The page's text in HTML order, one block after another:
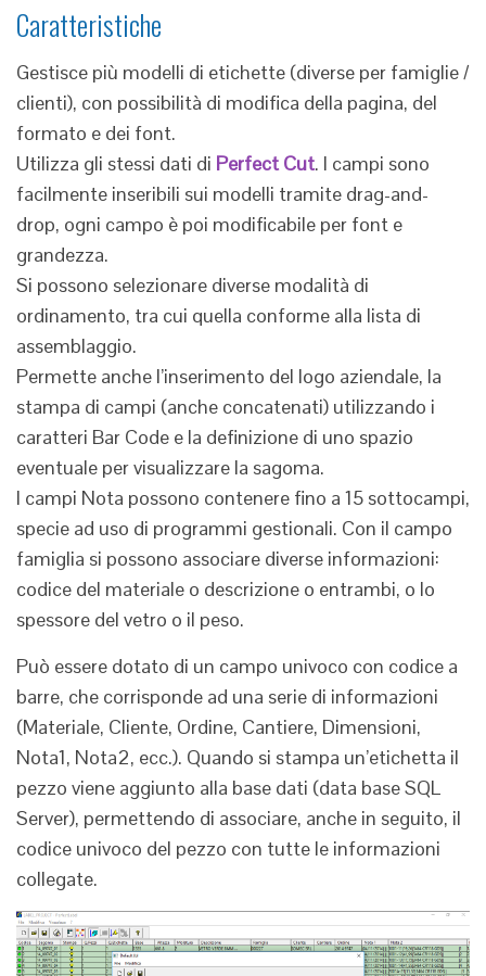
Caratteristiche
Gestisce più modelli di etichette (diverse per famiglie /
clienti), con possibilità di modifica della pagina, del
formato e dei font.
Utilizza gli stessi dati di Perfect Cut. I campi sono
facilmente inseribili sui modelli tramite drag-and-
drop, ogni campo è poi modificabile per font e
grandezza.
Si possono selezionare diverse modalità di
ordinamento, tra cui quella conforme alla lista di
assemblaggio.
Permette anche l’inserimento del logo aziendale, la
stampa di campi (anche concatenati) utilizzando i
caratteri Bar Code e la definizione di uno spazio
eventuale per visualizzare la sagoma.
I campi Nota possono contenere fino a 15 sottocampi,
specie ad uso di programmi gestionali. Con il campo
famiglia si possono associare diverse informazioni:
codice del materiale o descrizione o entrambi, o lo
spessore del vetro o il peso.
Può essere dotato di un campo univoco con codice a
barre, che corrisponde ad una serie di informazioni
(Materiale, Cliente, Ordine, Cantiere, Dimensioni,
Nota1, Nota2, ecc.). Quando si stampa un’etichetta il
pezzo viene aggiunto alla base dati (data base SQL
Server), permettendo di associare, anche in seguito, il
codice univoco del pezzo con tutte le informazioni
collegate.